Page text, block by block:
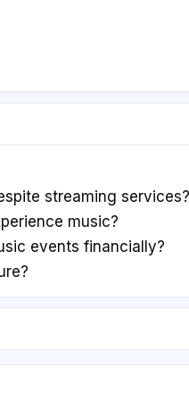
streaming services?
music?
events financially?